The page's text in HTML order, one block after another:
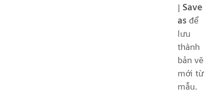
| Save
as để
lưu
thành
bản vẽ
mới từ
mẫu.